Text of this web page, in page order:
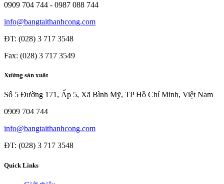
0909 704 744 - 0987 088 744
info@bangtaithanhcong.com
ĐT: (028) 3 717 3548
Fax: (028) 3 717 3549
Xưởng sản xuất
Số 5 Đường 171, Ấp 5, Xã Bình Mỹ, TP Hồ Chí Minh, Việt Nam
0909 704 744
info@bangtaithanhcong.com
ĐT: (028) 3 717 3548
Quick Links